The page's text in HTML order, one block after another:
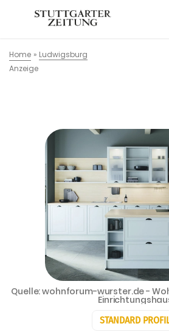
Home » Ludwigsburg
Anzeige
STANDARD
Quelle: wohnforum-wurster.de -